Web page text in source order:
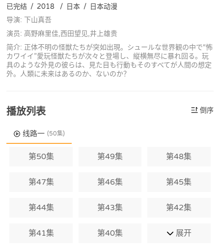
已完结 / 2018 / 日本 / 日本动漫
导演: 下山真吾
演员: 高野麻里佳,西田望见,井上雄贵
简介: 正体不明の怪獣たちが突如出現。シュールな世界観の中で“怖
カワイイ”愛玩怪獣たちが次々と登場し、縦横無尽に暴れ回る。玩
具のような外見の彼らは、見た目も行動もそのすべてが人間の想定
外。人類に未来はあるのか、ないのか？
播放列表 倒序
线路一 (50集)
第50集 第49集 第48集
第47集 第46集 第45集
第44集 第43集 第42集
第41集 第40集 展开